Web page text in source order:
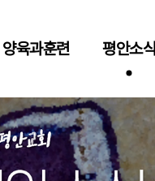
양육과훈련 평안소식